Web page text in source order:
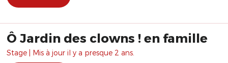
Ô Jardin des clowns ! en famille
Stage | Mis à jour il y a presque 2 ans.